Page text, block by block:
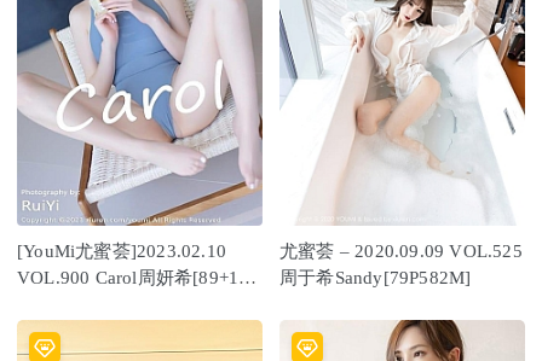
[YouMi尤蜜荟]2023.02.10
VOL.900 Carol周妍希[89+1P
尤蜜荟 – 2020.09.09 VOL.525
周于希Sandy[79P582M]